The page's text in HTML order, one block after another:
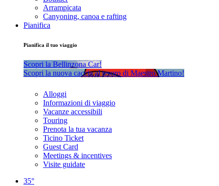
Arrampicata
Canyoning, canoa e rafting
Pianifica
Pianifica il tuo viaggio
Scopri la Bellinzona Car!
Scopri la nuova caccia al tesoro di Maestro Martino!
Alloggi
Informazioni di viaggio
Vacanze accessibili
Touring
Prenota la tua vacanza
Ticino Ticket
Guest Card
Meetings & incentives
Visite guidate
35°